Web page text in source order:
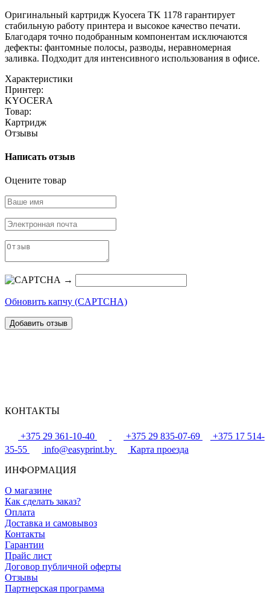
Оригинальный картридж Kyocera TK 1178 гарантирует
стабильную работу принтера и высокое качество печати.
Благодаря точно подобранным компонентам исключаются
дефекты: фантомные полосы, разводы, неравномерная
заливка. Подходит для интенсивного использования в офисе.
Характеристики
Принтер:
KYOCERA
Товар:
Картридж
Отзывы
Написать отзыв
Оцените товар
→
Обновить капчу (CAPTCHA)
КОНТАКТЫ
+375 29 361-10-40 +375 29 835-07-69
+375 17 514-
35-55
info@easyprint.by
Карта проезда
ИНФОРМАЦИЯ
О магазине
Как сделать заказ?
Оплата
Доставка и самовывоз
Контакты
Гарантии
Прайс лист
Договор публичной оферты
Отзывы
Партнерская программа